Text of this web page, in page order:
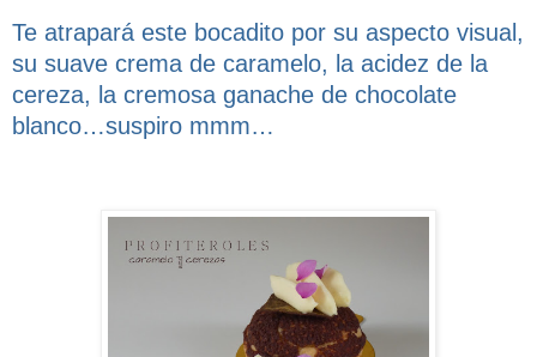
Te atrapará este bocadito por su aspecto visual,
su suave crema de caramelo, la acidez de la
cereza, la cremosa ganache de chocolate
blanco…suspiro mmm…